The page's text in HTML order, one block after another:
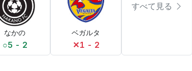
なかの
○5 - 2
ベガルタ
✕1 - 2
すべて見る